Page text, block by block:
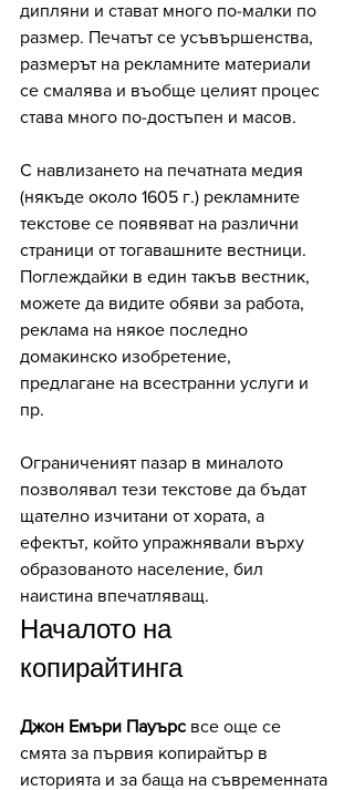
дипляни и стават много по-малки по
размер. Печатът се усъвършенства,
размерът на рекламните материали
се смалява и въобще целият процес
става много по-достъпен и масов.
С навлизането на печатната медия
(някъде около 1605 г.) рекламните
текстове се появяват на различни
страници от тогавашните вестници.
Поглеждайки в един такъв вестник,
можете да видите обяви за работа,
реклама на някое последно
домакинско изобретение,
предлагане на всестранни услуги и
пр.
Ограниченият пазар в миналото
позволявал тези текстове да бъдат
щателно изчитани от хората, а
ефектът, който упражнявали върху
образованото население, бил
наистина впечатляващ.
Началото на
копирайтинга
Джон Емъри Пауърс все още се
смята за първия копирайтър в
историята и за баща на съвременната